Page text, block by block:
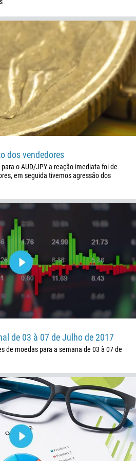
dos vendedores
o AUD/JPY a reação imediata foi de
em seguida tivemos agressão dos
de 03 à 07 de Julho de 2017
de moedas para a semana de 03 à 07 de